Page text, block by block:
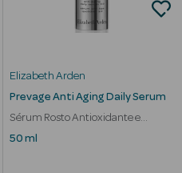
Elizabeth Arden
Prevage Anti Aging Daily Serum
Sérum Rosto Antioxidante e
Antienvelhecimento
50 ml